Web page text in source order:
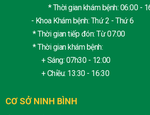
* Thời gian khám bệnh: 06:00 -
- Khoa Khám bệnh: Thứ 2 - Thứ 6
* Thời gian tiếp đón: Từ 07:00
* Thời gian khám bệnh:
+ Sáng: 07h30 - 12:00
+ Chiều: 13:30 - 16:30
CƠ SỞ NINH BÌNH